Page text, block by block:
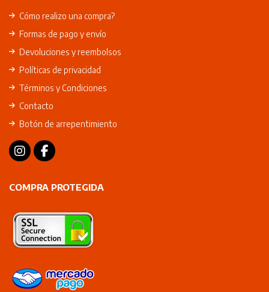
Cómo realizo una compra?
Formas de pago y envío
Devoluciones y reembolsos
Políticas de privacidad
Términos y Condiciones
Contacto
Botón de arrepentimiento
COMPRA PROTEGIDA